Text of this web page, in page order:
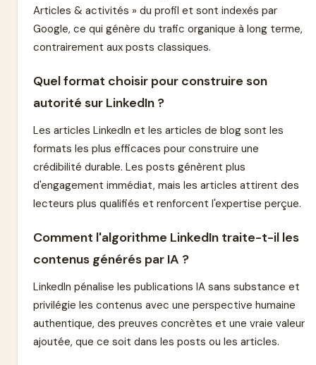
Articles & activités » du profil et sont indexés par
Google, ce qui génère du trafic organique à long terme,
contrairement aux posts classiques.
Quel format choisir pour construire son
autorité sur LinkedIn ?
Les articles LinkedIn et les articles de blog sont les
formats les plus efficaces pour construire une
crédibilité durable. Les posts génèrent plus
d'engagement immédiat, mais les articles attirent des
lecteurs plus qualifiés et renforcent l'expertise perçue.
Comment l'algorithme LinkedIn traite-t-il les
contenus générés par IA ?
LinkedIn pénalise les publications IA sans substance et
privilégie les contenus avec une perspective humaine
authentique, des preuves concrètes et une vraie valeur
ajoutée, que ce soit dans les posts ou les articles.